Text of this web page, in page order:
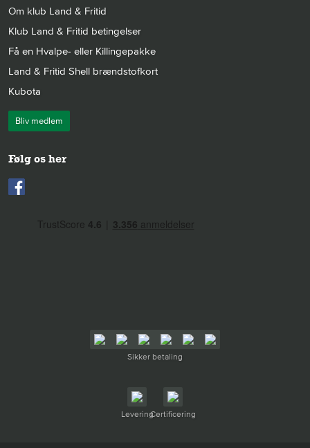
Om klub Land & Fritid
Klub Land & Fritid betingelser
Få en Hvalpe- eller Killingepakke
Land & Fritid Shell brændstofkort
Kubota
Bliv medlem
Følg os her
Sikker betaling
LeveringCertificering